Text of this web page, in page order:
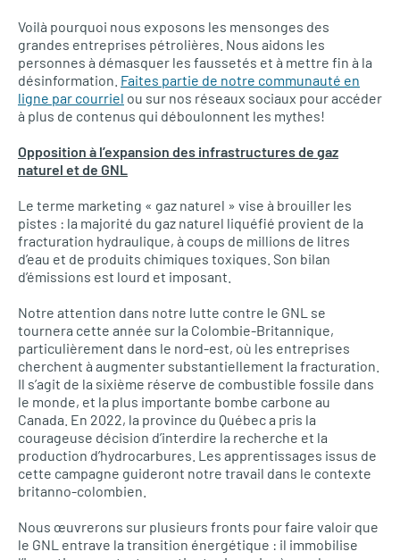
Voilà pourquoi nous exposons les mensonges des
grandes entreprises pétrolières. Nous aidons les
personnes à démasquer les faussetés et à mettre fin à la
désinformation. Faites partie de notre communauté en
ligne par courriel ou sur nos réseaux sociaux pour accéder
à plus de contenus qui déboulonnent les mythes!
Opposition à l’expansion des infrastructures de gaz
naturel et de GNL
Le terme marketing « gaz naturel » vise à brouiller les
pistes : la majorité du gaz naturel liquéfié provient de la
fracturation hydraulique, à coups de millions de litres
d’eau et de produits chimiques toxiques. Son bilan
d’émissions est lourd et imposant.
Notre attention dans notre lutte contre le GNL se
tournera cette année sur la Colombie-Britannique,
particulièrement dans le nord-est, où les entreprises
cherchent à augmenter substantiellement la fracturation.
Il s’agit de la sixième réserve de combustible fossile dans
le monde, et la plus importante bombe carbone au
Canada. En 2022, la province du Québec a pris la
courageuse décision d’interdire la recherche et la
production d’hydrocarbures. Les apprentissages issus de
cette campagne guideront notre travail dans le contexte
britanno-colombien.
Nous œuvrerons sur plusieurs fronts pour faire valoir que
le GNL entrave la transition énergétique : il immobilise